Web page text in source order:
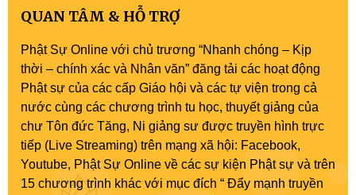
QUAN TÂM & HỖ TRỢ
Phật Sự Online với chủ trương “Nhanh chóng – Kịp
thời – chính xác và Nhân văn” đăng tải các hoạt động
Phật sự của các cấp Giáo hội và các tự viện trong cả
nước cùng các chương trình tu học, thuyết giảng của
chư Tôn đức Tăng, Ni giảng sư được truyền hình trực
tiếp (Live Streaming) trên mạng xã hội: Facebook,
Youtube, Phật Sự Online về các sự kiện Phật sự và trên
15 chương trình khác với mục đích “ Đẩy mạnh truyền